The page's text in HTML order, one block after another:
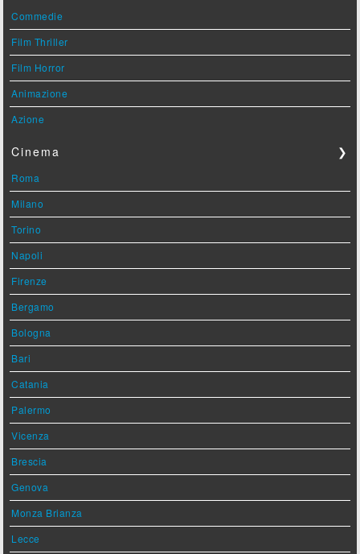
Commedie
Film Thriller
Film Horror
Animazione
Azione
Cinema ❯
Roma
Milano
Torino
Napoli
Firenze
Bergamo
Bologna
Bari
Catania
Palermo
Vicenza
Brescia
Genova
Monza Brianza
Lecce